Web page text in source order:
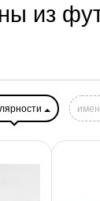
из